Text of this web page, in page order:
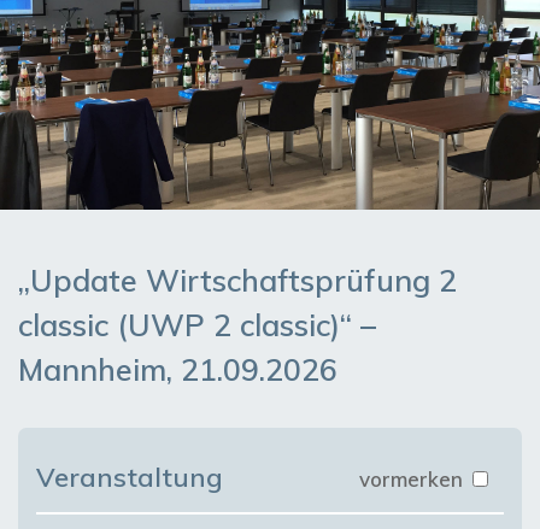
„Update Wirtschaftsprüfung 2
classic (UWP 2 classic)“ –
Mannheim, 21.09.2026
Veranstaltung vormerken